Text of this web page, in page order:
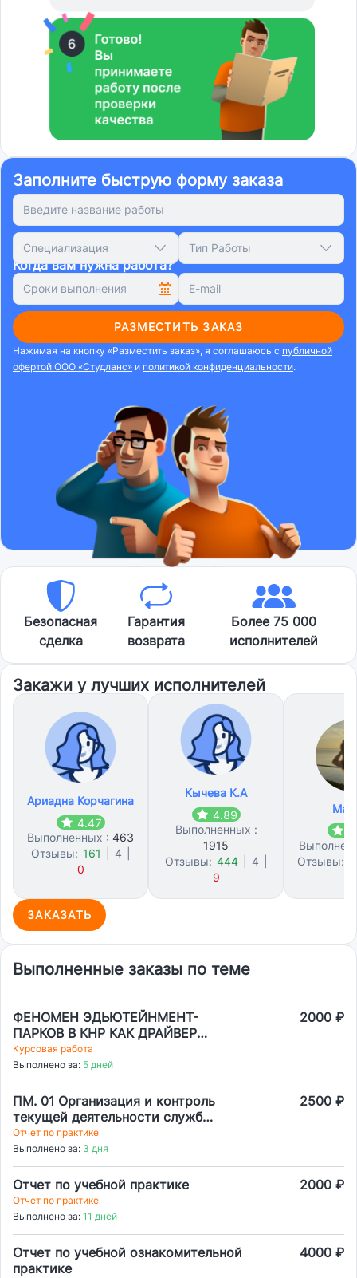
Заполните быструю форму заказа
Специализация Тип Работы
Когда вам нужна работа?
РАЗМЕСТИТЬ ЗАКАЗ
Нажимая на кнопку «Разместить заказ», я соглашаюсь с публичной
офертой ООО «Студланс» и политикой конфиденциальности.
Безопасная
сделка
Гарантия
возврата
Более 75 000
исполнителей
Закажи у лучших исполнителей
Ариадна Корчагина
4.47
Выполненных : 463
Отзывы: 161 4
0
Кычева К.А
4.89
Выполненных :
1915
Отзывы: 444 4
9
Отзывы:
ЗАКАЗАТЬ
Выполненные заказы по теме
ФЕНОМЕН ЭДЬЮТЕЙНМЕНТ-
ПАРКОВ В КНР КАК ДРАЙВЕР
РАЗВИТИЯ ВНУТРЕННЕГО И
ВЪЕЗДНОГО ДЕТСКОГО ТУРИЗМА
2000 ₽
Курсовая работа
Выполнено за: 5 дней
ПМ. 01 Организация и контроль
текущей деятельности служб
предприятий туризма и
гостеприимства
2500 ₽
Отчет по практике
Выполнено за: 3 дня
Отчет по учебной практике 2000 ₽
Отчет по практике
Выполнено за: 11 дней
Отчет по учебной ознакомительной
практике
4000 ₽